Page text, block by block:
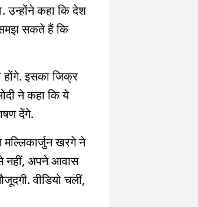
उन्होंने कहा कि देश
समझ सकते हैं कि
होंगे. इसका जिक्र
ने कहा कि ये
देंगे.
मल्लिकार्जुन खरगे ने
नहीं, अपने आवास
वीडियो चलीं,